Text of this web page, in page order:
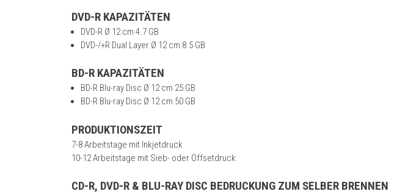
DVD-R KAPAZITÄTEN
DVD-R Ø 12 cm 4.7 GB
DVD-/+R Dual Layer Ø 12 cm 8.5 GB
BD-R KAPAZITÄTEN
BD-R Blu-ray Disc Ø 12 cm 25 GB
BD-R Blu-ray Disc Ø 12 cm 50 GB
PRODUKTIONSZEIT
7-8 Arbeitstage mit Inkjetdruck
10-12 Arbeitstage mit Sieb- oder Offsetdruck
CD-R, DVD-R & BLU-RAY DISC BEDRUCKUNG ZUM SELBER BRENNEN